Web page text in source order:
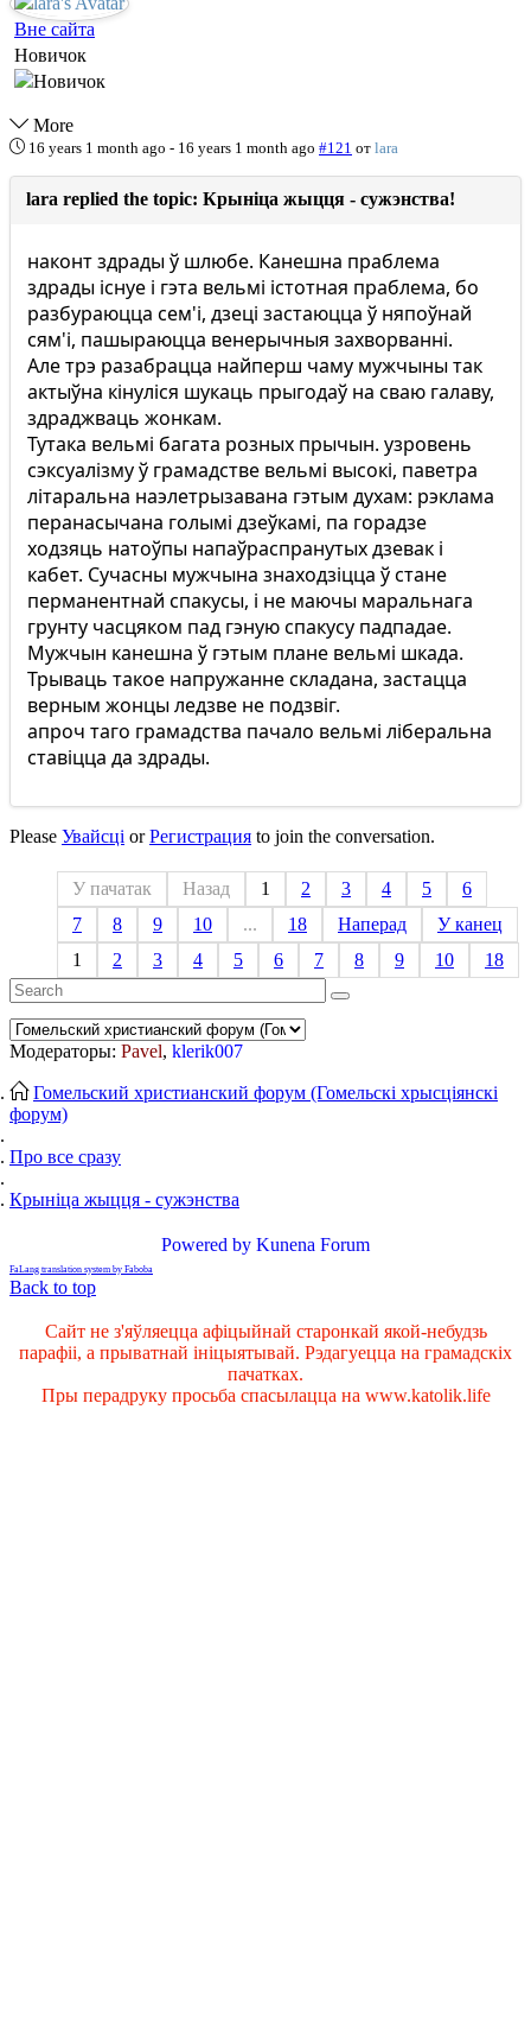
Вне сайта
Новичок
More
16 years 1 month ago - 16 years 1 month ago #121 от lara
lara replied the topic: Крыніца жыцця - сужэнства!
наконт здрады ў шлюбе. Канешна праблема
здрады існуе і гэта вельмі істотная праблема, бо
разбураюцца сем'і, дзеці застаюцца ў няпоўнай
сям'і, пашыраюцца венерычныя захворванні.
Але трэ разабрацца найперш чаму мужчыны так
актыўна кінуліся шукаць прыгодаў на сваю галаву,
здраджваць жонкам.
Тутака вельмі багата розных прычын. узровень
сэксуалізму ў грамадстве вельмі высокі, паветра
літаральна наэлетрызавана гэтым духам: рэклама
перанасычана голымі дзеўкамі, па горадзе
ходзяць натоўпы напаўраспранутых дзевак і
кабет. Сучасны мужчына знаходзіцца ў стане
перманентнай спакусы, і не маючы маральнага
грунту часцяком пад гэную спакусу падпадае.
Мужчын канешна ў гэтым плане вельмі шкада.
Трываць такое напружанне складана, застацца
верным жонцы ледзве не подзвіг.
апроч таго грамадства пачало вельмі ліберальна
ставіцца да здрады.
Please Увайсці orРегистрация to join the conversation.
У пачатак Назад 1 2 3 4 5
6
7
8 9 10 ... 18 Наперад
У канец
1
2 3 4 5 6 7 8 9 10 18
Модераторы: Pavel, klerik007
Гомельский христианский форум (Гомельскі хрысціянскі
форум)
Про все сразу
Крыніца жыцця - сужэнства
Powered by Kunena Forum
FaLang translation system by Faboba
Back to top
Сайт не з'яўляецца афіцыйнай старонкай якой-небудзь
парафіі, а прыватнай ініцыятывай. Рэдагуецца на грамадскіх
пачатках.
Пры перадруку просьба спасылацца на www.katolik.life